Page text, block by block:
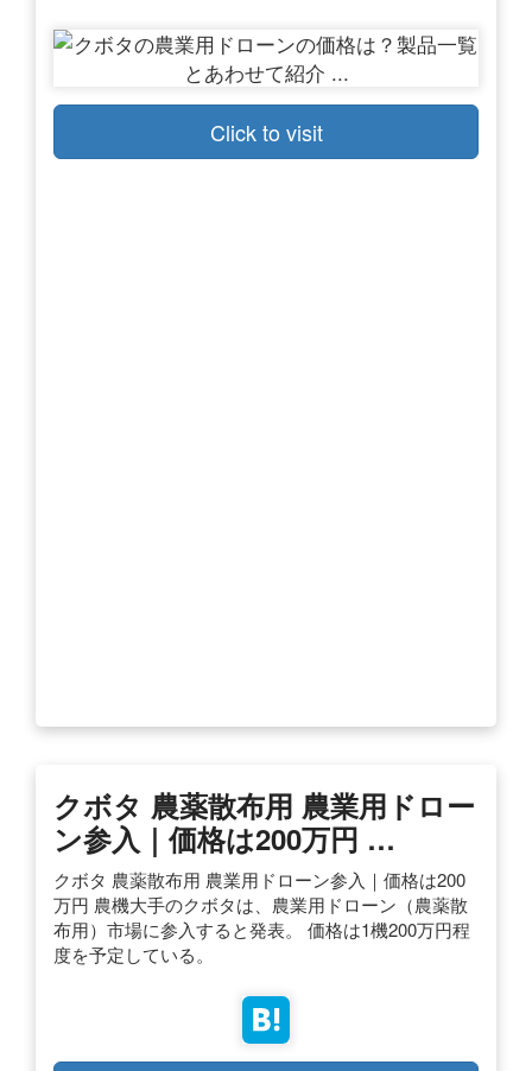
Click to visit
クボタ 農薬散布用 農業用ドロー
ン参入｜価格は200万円 …
クボタ 農薬散布用 農業用ドローン参入｜価格は200
万円 農機大手のクボタは、農業用ドローン（農薬散
布用）市場に参入すると発表。 価格は1機200万円程
度を予定している。